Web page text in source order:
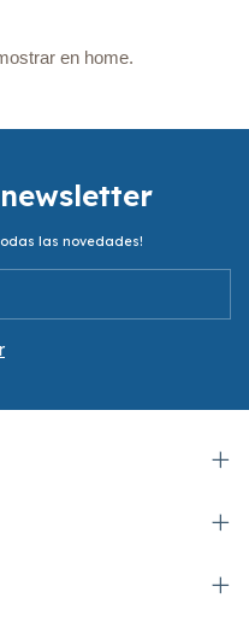
en home.
las novedades!